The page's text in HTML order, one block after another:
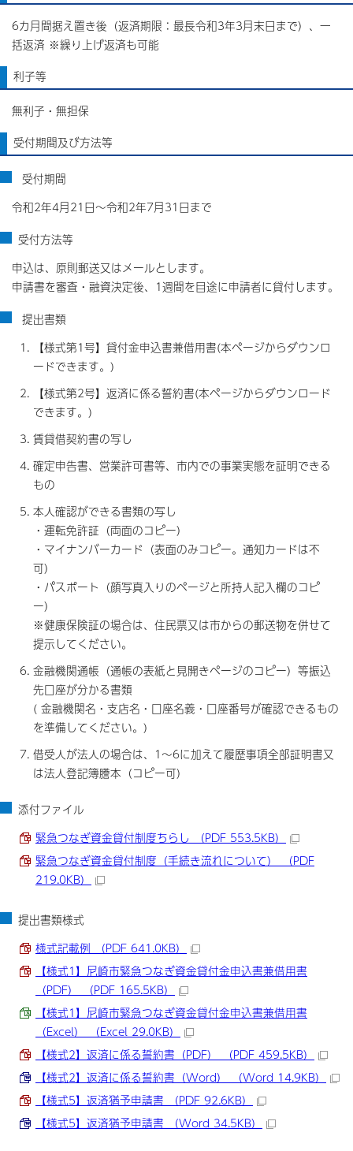
6カ月間据え置き後（返済期限：最長令和3年3月末日まで）、一
括返済 ※繰り上げ返済も可能
利子等
無利子・無担保
受付期間及び方法等
受付期間
令和2年4月21日～令和2年7月31日まで
受付方法等
申込は、原則郵送又はメールとします。
申請書を審査・融資決定後、1週間を目途に申請者に貸付します。
提出書類
【様式第1号】貸付金申込書兼借用書(本ページからダウンロ
ードできます。)
【様式第2号】返済に係る誓約書(本ページからダウンロード
できます。)
賃貸借契約書の写し
確定申告書、営業許可書等、市内での事業実態を証明できる
もの
本人確認ができる書類の写し
・運転免許証（両面のコピー）
・マイナンバーカード（表面のみコピー。通知カードは不
可）
・パスポート（顔写真入りのページと所持人記入欄のコピ
ー）
※健康保険証の場合は、住民票又は市からの郵送物を併せて
提示してください。
金融機関通帳（通帳の表紙と見開きページのコピー）等振込
先口座が分かる書類
( 金融機関名・支店名・口座名義・口座番号が確認できるもの
を準備してください。)
借受人が法人の場合は、1～6に加えて履歴事項全部証明書又
は法人登記簿謄本（コピー可）
添付ファイル
緊急つなぎ資金貸付制度ちらし （PDF 553.5KB）
緊急つなぎ資金貸付制度（手続き流れについて） （PDF
219.0KB）
提出書類様式
様式記載例 （PDF 641.0KB）
【様式1】尼崎市緊急つなぎ資金貸付金申込書兼借用書
（PDF） （PDF 165.5KB）
【様式1】尼崎市緊急つなぎ資金貸付金申込書兼借用書
（Excel） （Excel 29.0KB）
【様式2】返済に係る誓約書（PDF） （PDF 459.5KB）
【様式2】返済に係る誓約書（Word） （Word 14.9KB）
【様式5】返済猶予申請書 （PDF 92.6KB）
【様式5】返済猶予申請書 （Word 34.5KB）